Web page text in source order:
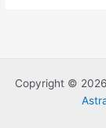
Copyright ©